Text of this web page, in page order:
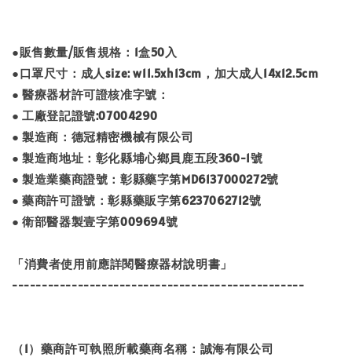
●販售數量/販售規格：1盒50入
●口罩尺寸：成人size: w11.5xh13cm，加大成人14x12.5cm
● 醫療器材許可證核准字號：
● 工廠登記證號:07004290
● 製造商：德冠精密機械有限公司
● 製造商地址：彰化縣埔心鄉員鹿五段360-1號
● 製造業藥商證號：彰縣藥字第MD6137000272號
● 藥商許可證號：彰縣藥販字第6237062712號
● 衛部醫器製壹字第009694號
「消費者使用前應詳閱醫療器材說明書」
-------------------------------------------------
（1）藥商許可執照所載藥商名稱：誠海有限公司